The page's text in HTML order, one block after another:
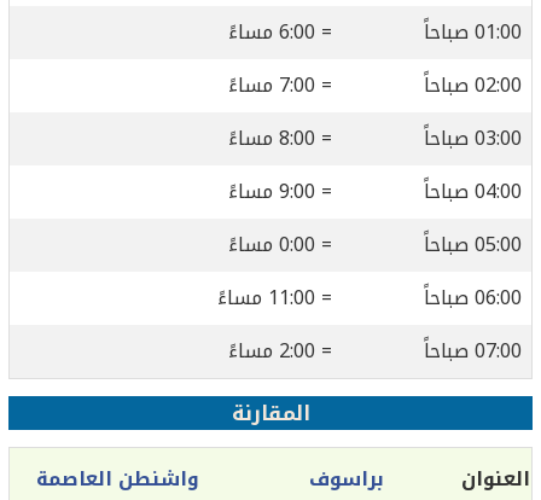
01:00 صباحاً
= 6:00 مساءً
02:00 صباحاً
= 7:00 مساءً
03:00 صباحاً
= 8:00 مساءً
04:00 صباحاً
= 9:00 مساءً
05:00 صباحاً
= 0:00 مساءً
06:00 صباحاً
= 11:00 مساءً
07:00 صباحاً
= 2:00 مساءً
المقارنة
العنوان براسوف
واشنطن العاصمة